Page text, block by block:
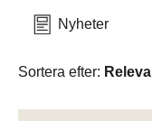
Nyheter
Sortera efter: